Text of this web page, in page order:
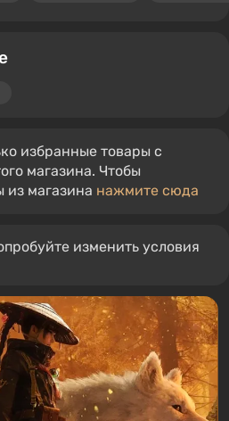
избранные товары с
магазина. Чтобы
из магазина нажмите сюда
изменить условия